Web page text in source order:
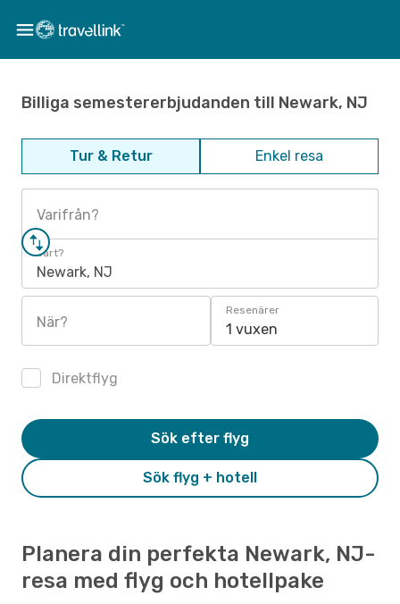
Billiga semestererbjudanden till Newark, NJ
Tur & Retur Enkel resa
Varifrån?
Vart?
Newark, NJ
När?
Resenärer
1 vuxen
Direktflyg
Sök flyg + hotell
Sök efter flyg
Planera din perfekta Newark, NJ-
resa med flyg och hotellpake